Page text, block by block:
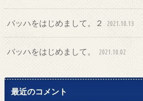
バッハをはじめまして。２ 2021.10.13
バッハをはじめまして。 2021.10.02
最近のコメント